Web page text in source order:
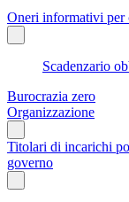
Oneri informativi per
Scadenzario
Burocrazia zero
Organizzazione
Titolari di incarichi
governo